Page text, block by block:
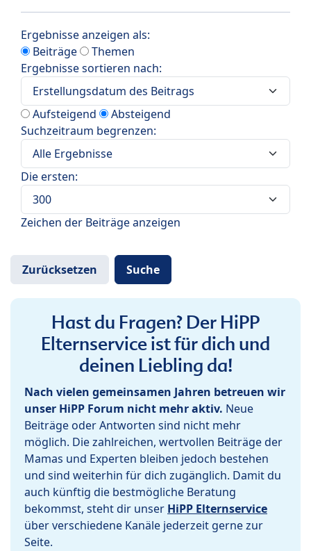
Ergebnisse anzeigen als:
Beiträge
Themen
Ergebnisse sortieren nach:
Aufsteigend
Absteigend
Suchzeitraum begrenzen:
Die ersten:
Zeichen der Beiträge anzeigen
Hast du Fragen? Der HiPP
Elternservice ist für dich und
deinen Liebling da!
Nach vielen gemeinsamen Jahren betreuen wir
unser HiPP Forum nicht mehr aktiv. Neue
Beiträge oder Antworten sind nicht mehr
möglich. Die zahlreichen, wertvollen Beiträge der
Mamas und Experten bleiben jedoch bestehen
und sind weiterhin für dich zugänglich. Damit du
auch künftig die bestmögliche Beratung
bekommst, steht dir unser HiPP Elternservice
über verschiedene Kanäle jederzeit gerne zur
Seite.